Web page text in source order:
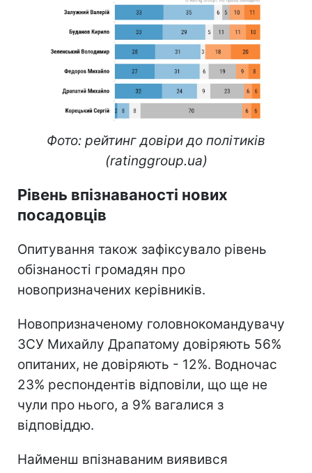
Фото: рейтинг довіри до політиків
(ratinggroup.ua)
Рівень впізнаваності нових
посадовців
Опитування також зафіксувало рівень
обізнаності громадян про
новопризначених керівників.
Новопризначеному головнокомандувачу
ЗСУ Михайлу Драпатому довіряють 56%
опитаних, не довіряють - 12%. Водночас
23% респондентів відповіли, що ще не
чули про нього, а 9% вагалися з
відповіддю.
Найменш впізнаваним виявився